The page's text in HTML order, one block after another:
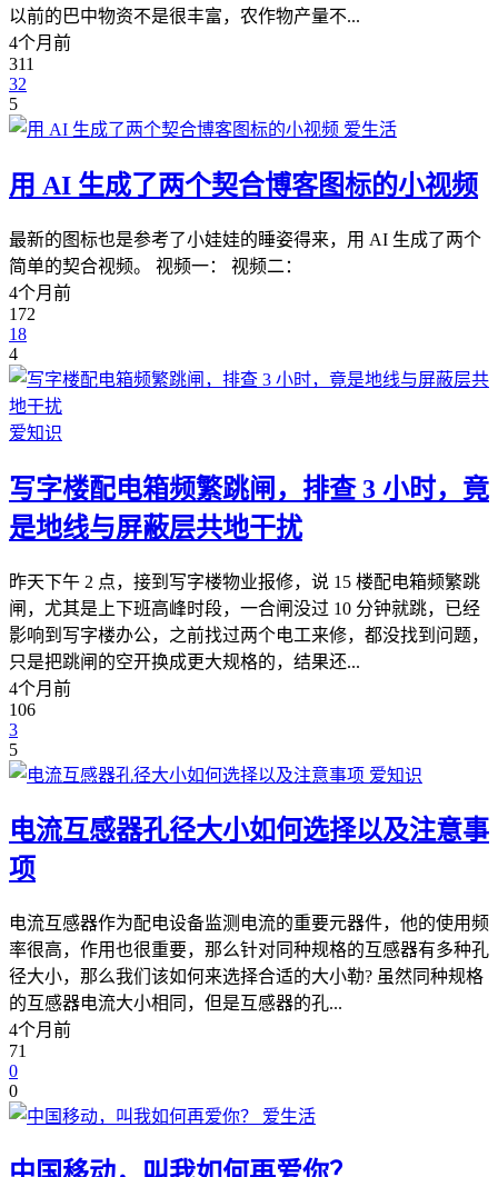
以前的巴中物资不是很丰富，农作物产量不...
4个月前
311
32
5
爱生活
用 AI 生成了两个契合博客图标的小视频
最新的图标也是参考了小娃娃的睡姿得来，用 AI 生成了两个
简单的契合视频。 视频一： 视频二：
4个月前
172
18
4
爱知识
写字楼配电箱频繁跳闸，排查 3 小时，竟
是地线与屏蔽层共地干扰
昨天下午 2 点，接到写字楼物业报修，说 15 楼配电箱频繁跳
闸，尤其是上下班高峰时段，一合闸没过 10 分钟就跳，已经
影响到写字楼办公，之前找过两个电工来修，都没找到问题，
只是把跳闸的空开换成更大规格的，结果还...
4个月前
106
3
5
爱知识
电流互感器孔径大小如何选择以及注意事
项
电流互感器作为配电设备监测电流的重要元器件，他的使用频
率很高，作用也很重要，那么针对同种规格的互感器有多种孔
径大小，那么我们该如何来选择合适的大小勒? 虽然同种规格
的互感器电流大小相同，但是互感器的孔...
4个月前
71
0
0
爱生活